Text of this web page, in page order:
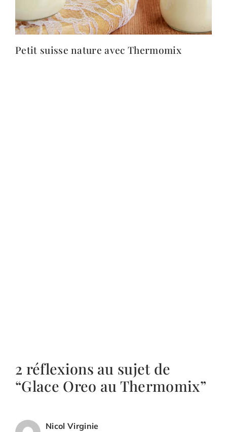
Petit suisse nature avec Thermomix
2 réflexions au sujet de
“Glace Oreo au Thermomix”
Nicol Virginie